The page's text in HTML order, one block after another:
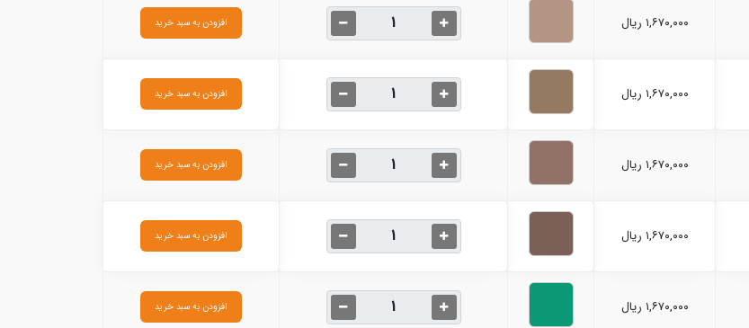
۱,۶۷۰,۰۰۰ ریال افزودن به سبد خرید
۱,۶۷۰,۰۰۰ ریال افزودن به سبد خرید
۱,۶۷۰,۰۰۰ ریال افزودن به سبد خرید
۱,۶۷۰,۰۰۰ ریال افزودن به سبد خرید
۱,۶۷۰,۰۰۰ ریال افزودن به سبد خرید